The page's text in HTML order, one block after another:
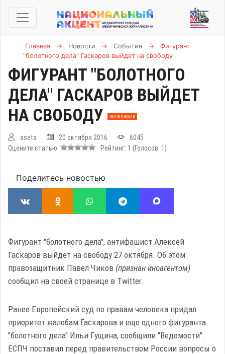
Главная → Новости → События →
Фигурант
"болотного дела" Гаскаров выйдет на свободу
ФИГУРАНТ "БОЛОТНОГО
ДЕЛА" ГАСКАРОВ ВЫЙДЕТ
НА СВОБОДУ
ЭКСКЛЮЗИВ
aseta 20 октября 2016
6045
Оцените статью
Рейтинг: 1 (Голосов: 1 )
Поделитесь новостью
Фигурант "болотного дела", антифашист Алексей
Гаскаров выйдет на свободу 27 октября. Об этом
правозащитник Павел Чиков (признан иноагентом)
сообщил на своей странице в Twitter.
Ранее Европейский суд по правам человека придал
приоритет жалобам Гаскарова и еще одного фигуранта
"болотного дела" Ильи Гущина, сообщили "Ведомости".
ЕСПЧ поставил перед правительством России вопросы о